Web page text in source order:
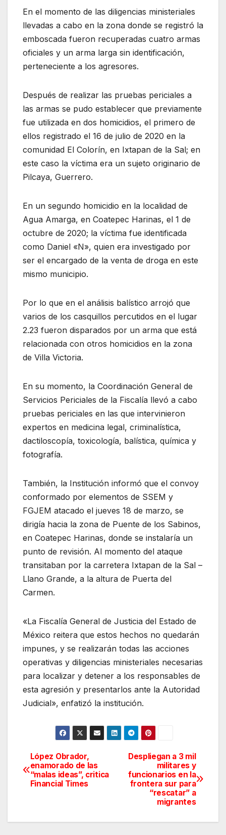
En el momento de las diligencias ministeriales
llevadas a cabo en la zona donde se registró la
emboscada fueron recuperadas cuatro armas
oficiales y un arma larga sin identificación,
perteneciente a los agresores.
Después de realizar las pruebas periciales a
las armas se pudo establecer que previamente
fue utilizada en dos homicidios, el primero de
ellos registrado el 16 de julio de 2020 en la
comunidad El Colorín, en Ixtapan de la Sal; en
este caso la víctima era un sujeto originario de
Pilcaya, Guerrero.
En un segundo homicidio en la localidad de
Agua Amarga, en Coatepec Harinas, el 1 de
octubre de 2020; la víctima fue identificada
como Daniel «N», quien era investigado por
ser el encargado de la venta de droga en este
mismo municipio.
Por lo que en el análisis balístico arrojó que
varios de los casquillos percutidos en el lugar
2.23 fueron disparados por un arma que está
relacionada con otros homicidios en la zona
de Villa Victoria.
En su momento, la Coordinación General de
Servicios Periciales de la Fiscalía llevó a cabo
pruebas periciales en las que intervinieron
expertos en medicina legal, criminalística,
dactiloscopía, toxicología, balística, química y
fotografía.
También, la Institución informó que el convoy
conformado por elementos de SSEM y
FGJEM atacado el jueves 18 de marzo, se
dirigía hacia la zona de Puente de los Sabinos,
en Coatepec Harinas, donde se instalaría un
punto de revisión. Al momento del ataque
transitaban por la carretera Ixtapan de la Sal –
Llano Grande, a la altura de Puerta del
Carmen.
«La Fiscalía General de Justicia del Estado de
México reitera que estos hechos no quedarán
impunes, y se realizarán todas las acciones
operativas y diligencias ministeriales necesarias
para localizar y detener a los responsables de
esta agresión y presentarlos ante la Autoridad
Judicial», enfatizó la institución.
Navegación
de
Despliegan a 3 mil
militares y
funcionarios en la
frontera sur para
“rescatar” a
migrantes
López Obrador,
enamorado de las
“malas ideas”, critica
Financial Times